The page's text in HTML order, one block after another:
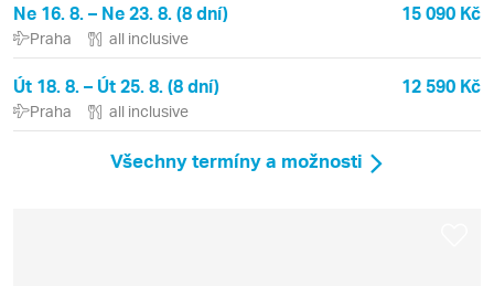
Ne 16. 8. – Ne 23. 8. (8 dní) 15 090 Kč
Praha all inclusive
Út 18. 8. – Út 25. 8. (8 dní) 12 590 Kč
Praha all inclusive
Všechny termíny a možnosti